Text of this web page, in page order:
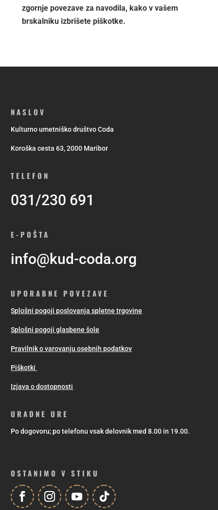
zgornje povezave za navodila, kako v vašem
brskalniku izbrišete piškotke.
NASLOV
Kulturno umetniško društvo Coda
Koroška cesta 63, 2000 Maribor
TELEFON
031/230 691
E-POŠTA
info@kud-coda.org
UPORABNE POVEZAVE
Splošni pogoji poslovanja spletne trgovine
Splošni pogoji glasbene šole
Pravilnik o varovanju osebnih podatkov
Piškotki
Izjava o dostopnosti
URADNE URE
Po dogovoru; po telefonu vsak delovnik med 8.00 in 19.00.
OSTANIMO V STIKU